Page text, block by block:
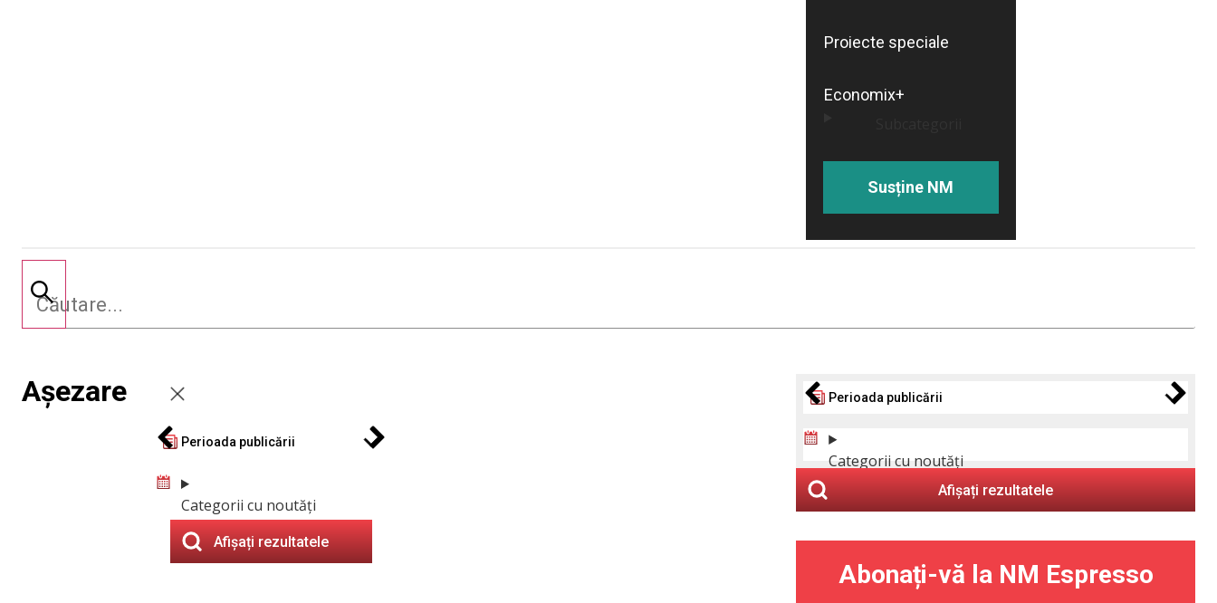
Proiecte speciale
Economix+
Susține NM
Așezare
Perioada publicării
Categorii cu noutăți
Afișați rezultatele
Perioada publicării
Categorii cu noutăți
Afișați rezultatele
Abonați-vă la NM Espresso